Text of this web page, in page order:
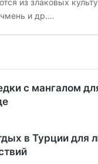
из злаковых
и др.…
с мангалом
в Турции для